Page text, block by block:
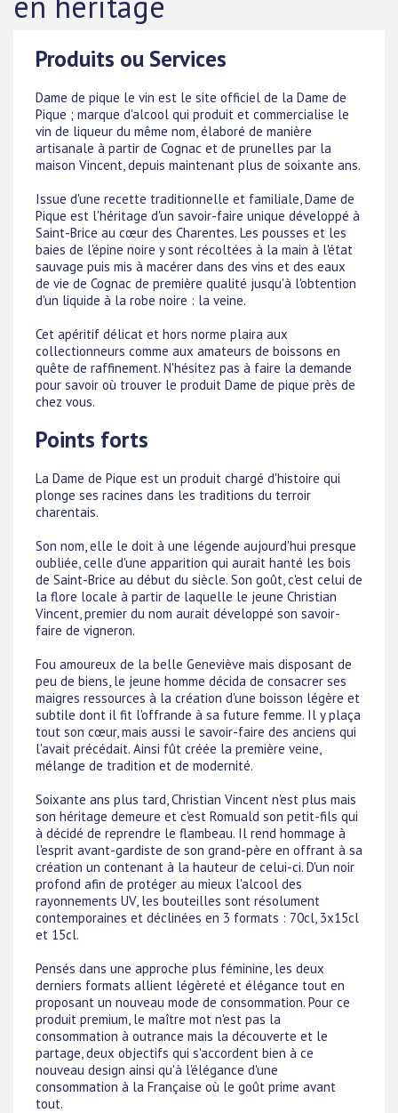
Produits ou Services
Dame de pique le vin est le site officiel de la Dame de
Pique ; marque d'alcool qui produit et commercialise le
vin de liqueur du même nom, élaboré de manière
artisanale à partir de Cognac et de prunelles par la
maison Vincent, depuis maintenant plus de soixante ans.
Issue d'une recette traditionnelle et familiale, Dame de
Pique est l'héritage d'un savoir-faire unique développé à
Saint-Brice au cœur des Charentes. Les pousses et les
baies de l'épine noire y sont récoltées à la main à l'état
sauvage puis mis à macérer dans des vins et des eaux
de vie de Cognac de première qualité jusqu'à l'obtention
d'un liquide à la robe noire : la veine.
Cet apéritif délicat et hors norme plaira aux
collectionneurs comme aux amateurs de boissons en
quête de raffinement. N'hésitez pas à faire la demande
pour savoir où trouver le produit Dame de pique près de
chez vous.
Points forts
La Dame de Pique est un produit chargé d'histoire qui
plonge ses racines dans les traditions du terroir
charentais.
Son nom, elle le doit à une légende aujourd'hui presque
oubliée, celle d'une apparition qui aurait hanté les bois
de Saint-Brice au début du siècle. Son goût, c'est celui de
la flore locale à partir de laquelle le jeune Christian
Vincent, premier du nom aurait développé son savoir-
faire de vigneron.
Fou amoureux de la belle Geneviève mais disposant de
peu de biens, le jeune homme décida de consacrer ses
maigres ressources à la création d'une boisson légère et
subtile dont il fit l'offrande à sa future femme. Il y plaça
tout son cœur, mais aussi le savoir-faire des anciens qui
l'avait précédait. Ainsi fût créée la première veine,
mélange de tradition et de modernité.
Soixante ans plus tard, Christian Vincent n'est plus mais
son héritage demeure et c'est Romuald son petit-fils qui
à décidé de reprendre le flambeau. Il rend hommage à
l'esprit avant-gardiste de son grand-père en offrant à sa
création un contenant à la hauteur de celui-ci. D'un noir
profond afin de protéger au mieux l'alcool des
rayonnements UV, les bouteilles sont résolument
contemporaines et déclinées en 3 formats : 70cl, 3x15cl
et 15cl.
Pensés dans une approche plus féminine, les deux
derniers formats allient légèreté et élégance tout en
proposant un nouveau mode de consommation. Pour ce
produit premium, le maître mot n'est pas la
consommation à outrance mais la découverte et le
partage, deux objectifs qui s'accordent bien à ce
nouveau design ainsi qu'à l'élégance d'une
consommation à la Française où le goût prime avant
tout.